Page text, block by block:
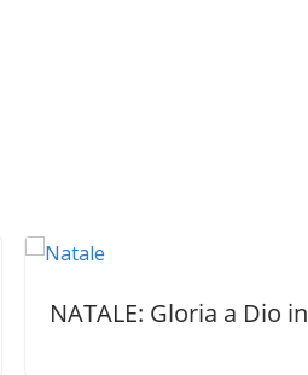
Gloria a Dio in cielo